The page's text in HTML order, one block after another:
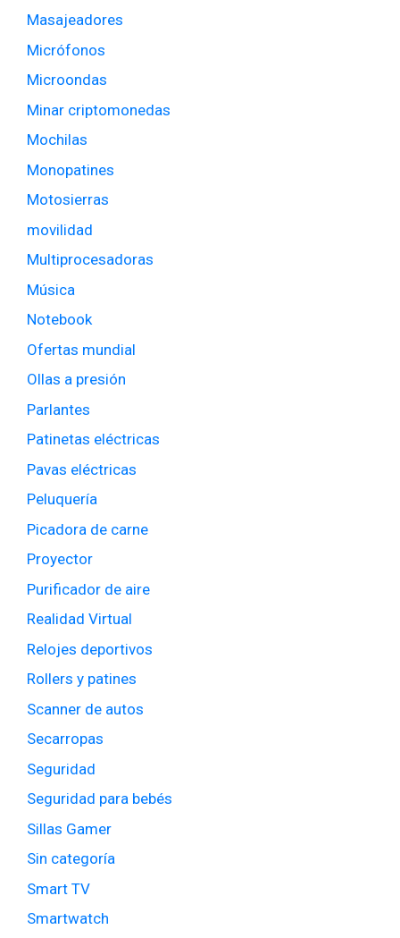
Masajeadores
Micrófonos
Microondas
Minar criptomonedas
Mochilas
Monopatines
Motosierras
movilidad
Multiprocesadoras
Música
Notebook
Ofertas mundial
Ollas a presión
Parlantes
Patinetas eléctricas
Pavas eléctricas
Peluquería
Picadora de carne
Proyector
Purificador de aire
Realidad Virtual
Relojes deportivos
Rollers y patines
Scanner de autos
Secarropas
Seguridad
Seguridad para bebés
Sillas Gamer
Sin categoría
Smart TV
Smartwatch